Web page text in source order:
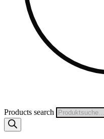
Products search